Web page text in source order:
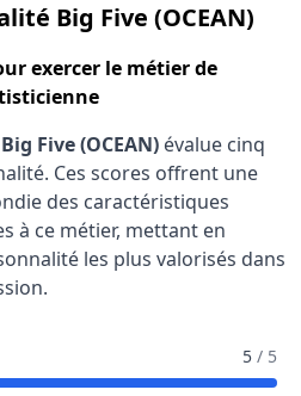
Big Five (OCEAN)
exercer le métier de
Five (OCEAN) évalue cinq
Ces scores offrent une
des caractéristiques
à ce métier, mettant en
les plus valorisés dans
Métier De Biostatisticien /
5 / 5